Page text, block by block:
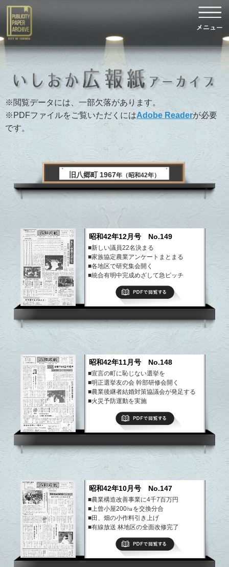
※閲覧データには、一部欠落があります。
※PDFファイルをご覧いただくにはAdobe Readerが必要
です。
旧八郷町 1967年（昭和42年）
昭和42年12月号 No.149
■新しい議員22名決まる
■家族協定農業アンケートまとまる
■各地区で研究集会開く
■統合有明中完成めざして急ピッチ
■6日間、農家に分宿して研修
PDFで閲覧する
昭和42年11月号 No.148
■宣言の町に恥じない選挙を
■明正選挙友の会 幹部研修会開く
■農業後継者結婚対策協議会が発足する
■火災予防運動を実施
■窓口の事務を一本化
昭和42年10月号 No.147
■農業構造改善事業に4千7百万円
■上曾小屋200㏊を交換分合
■田、畑の小作料引き上げ
■有線放送 林地区の全面改修完了
■"読書の秋"です！